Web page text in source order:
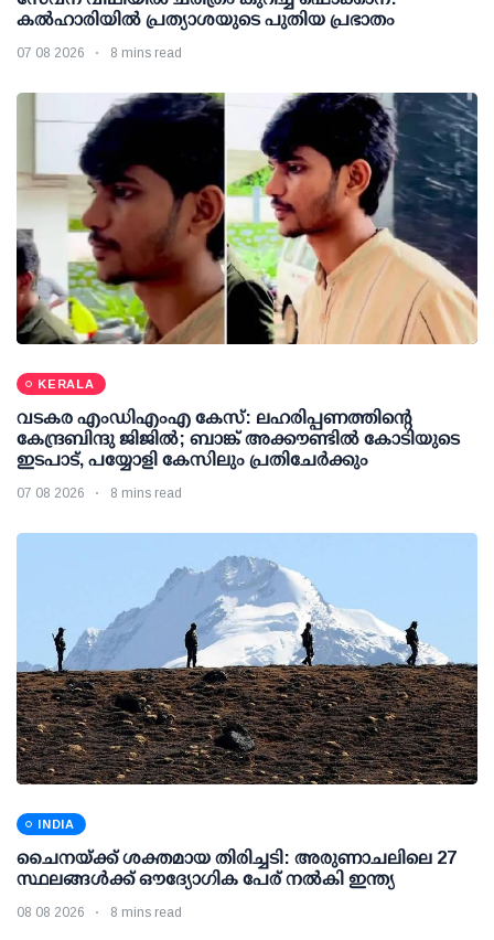
കല്‍ഹാരിയില്‍ പ്രത്യാശയുടെ പുതിയ പ്രഭാതം
07 08 2026 8 mins read
KERALA
വടകര എംഡിഎംഎ കേസ്: ലഹരിപ്പണത്തിന്റെ
കേന്ദ്രബിന്ദു ജിജില്‍; ബാങ്ക് അക്കൗണ്ടില്‍ കോടിയുടെ
ഇടപാട്, പയ്യോളി കേസിലും പ്രതിചേര്‍ക്കും
07 08 2026 8 mins read
INDIA
ചൈനയ്ക്ക് ശക്തമായ തിരിച്ചടി: അരുണാചലിലെ 27
സ്ഥലങ്ങള്‍ക്ക് ഔദ്യോഗിക പേര് നല്‍കി ഇന്ത്യ
08 08 2026 8 mins read